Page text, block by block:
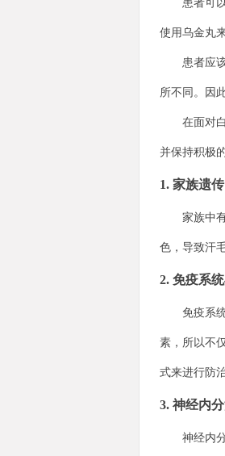
患者可以
使用乌金丸
患者应该
所不同。因
在面对白
并保持积极
1. 家族遗
家族中有
色，导致汗
2. 免疫系
免疫系统
素，所以不
式来进行防治
3. 神经内
神经内分